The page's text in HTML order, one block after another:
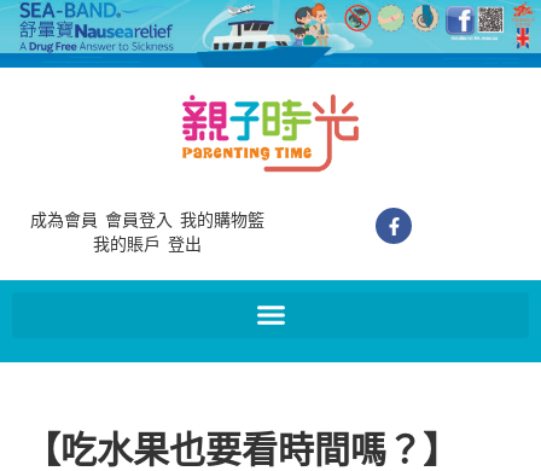
成為會員 會員登入 我的購物籃
我的賬戶 登出
【吃水果也要看時間嗎？】